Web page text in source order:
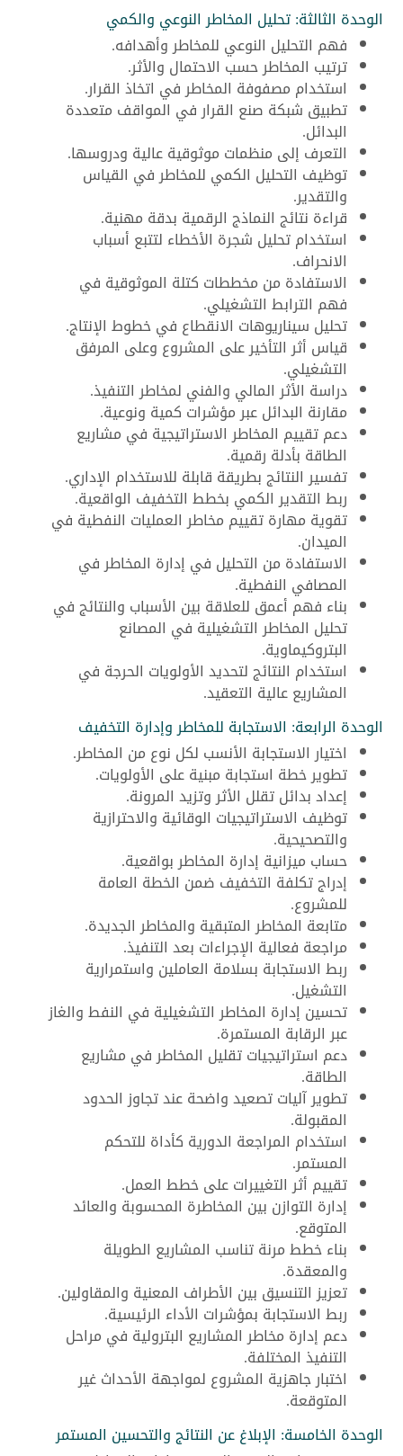
الوحدة الثالثة: تحليل المخاطر النوعي والكمي
فهم التحليل النوعي للمخاطر وأهدافه.
ترتيب المخاطر حسب الاحتمال والأثر.
استخدام مصفوفة المخاطر في اتخاذ القرار.
تطبيق شبكة صنع القرار في المواقف متعددة
البدائل.
التعرف إلى منظمات موثوقية عالية ودروسها.
توظيف التحليل الكمي للمخاطر في القياس
والتقدير.
قراءة نتائج النماذج الرقمية بدقة مهنية.
استخدام تحليل شجرة الأخطاء لتتبع أسباب
الانحراف.
الاستفادة من مخططات كتلة الموثوقية في
فهم الترابط التشغيلي.
تحليل سيناريوهات الانقطاع في خطوط الإنتاج.
قياس أثر التأخير على المشروع وعلى المرفق
التشغيلي.
دراسة الأثر المالي والفني لمخاطر التنفيذ.
مقارنة البدائل عبر مؤشرات كمية ونوعية.
دعم تقييم المخاطر الاستراتيجية في مشاريع
الطاقة بأدلة رقمية.
تفسير النتائج بطريقة قابلة للاستخدام الإداري.
ربط التقدير الكمي بخطط التخفيف الواقعية.
تقوية مهارة تقييم مخاطر العمليات النفطية في
الميدان.
الاستفادة من التحليل في إدارة المخاطر في
المصافي النفطية.
بناء فهم أعمق للعلاقة بين الأسباب والنتائج في
تحليل المخاطر التشغيلية في المصانع
البتروكيماوية.
استخدام النتائج لتحديد الأولويات الحرجة في
المشاريع عالية التعقيد.
الوحدة الرابعة: الاستجابة للمخاطر وإدارة التخفيف
اختيار الاستجابة الأنسب لكل نوع من المخاطر.
تطوير خطة استجابة مبنية على الأولويات.
إعداد بدائل تقلل الأثر وتزيد المرونة.
توظيف الاستراتيجيات الوقائية والاحترازية
والتصحيحية.
حساب ميزانية إدارة المخاطر بواقعية.
إدراج تكلفة التخفيف ضمن الخطة العامة
للمشروع.
متابعة المخاطر المتبقية والمخاطر الجديدة.
مراجعة فعالية الإجراءات بعد التنفيذ.
ربط الاستجابة بسلامة العاملين واستمرارية
التشغيل.
تحسين إدارة المخاطر التشغيلية في النفط والغاز
عبر الرقابة المستمرة.
دعم استراتيجيات تقليل المخاطر في مشاريع
الطاقة.
تطوير آليات تصعيد واضحة عند تجاوز الحدود
المقبولة.
استخدام المراجعة الدورية كأداة للتحكم
المستمر.
تقييم أثر التغييرات على خطط العمل.
إدارة التوازن بين المخاطرة المحسوبة والعائد
المتوقع.
بناء خطط مرنة تناسب المشاريع الطويلة
والمعقدة.
تعزيز التنسيق بين الأطراف المعنية والمقاولين.
ربط الاستجابة بمؤشرات الأداء الرئيسية.
دعم إدارة مخاطر المشاريع البترولية في مراحل
التنفيذ المختلفة.
اختبار جاهزية المشروع لمواجهة الأحداث غير
المتوقعة.
الوحدة الخامسة: الإبلاغ عن النتائج والتحسين المستمر